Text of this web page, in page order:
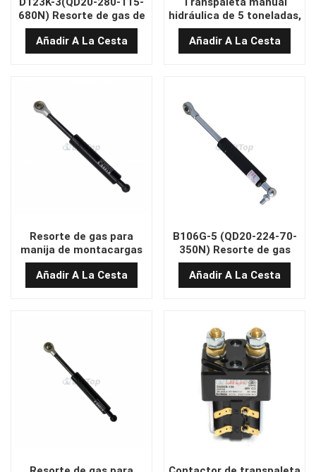
680N) Resorte de gas de
mango confiable
Añadir A La Cesta
hidráulica de 5 toneladas,
685 x 1220 (PU)
Añadir A La Cesta
Resorte de gas para
manija de montacargas
de grado industrial
B106G-9
Añadir A La Cesta
B106G-5 (QD20-224-70-
350N) Resorte de gas
para manija de
montacargas al por
mayor
Añadir A La Cesta